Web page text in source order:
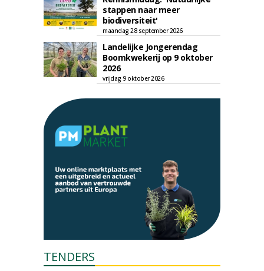
stappen naar meer
biodiversiteit'
maandag 28 september 2026
Landelijke Jongerendag
Boomkwekerij op 9 oktober
2026
vrijdag 9 oktober 2026
TENDERS